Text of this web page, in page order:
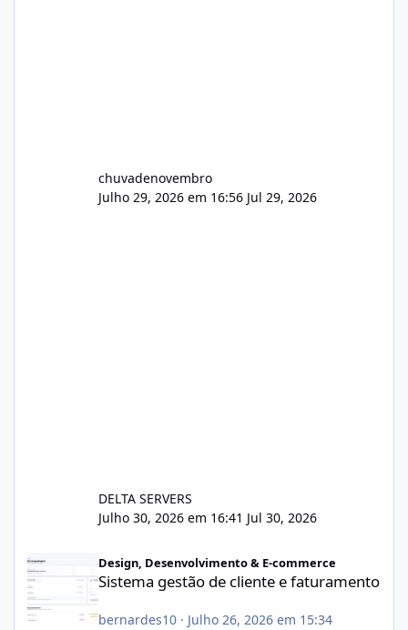
chuvadenovembro
Julho 29, 2026 em 16:56 Jul 29, 2026
DELTA SERVERS
Julho 30, 2026 em 16:41 Jul 30, 2026
Design, Desenvolvimento & E-commerce
Sistema gestão de cliente e faturamento
bernardes10· Julho 26, 2026 em 15:34